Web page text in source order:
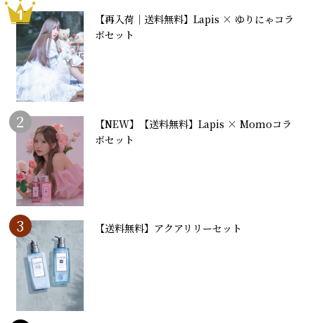
1
【再入荷｜送料無料】Lapis × ゆりにゃコラ
ボセット
2
【NEW】【送料無料】Lapis × Momoコラ
ボセット
3 【送料無料】アクアリリーセット